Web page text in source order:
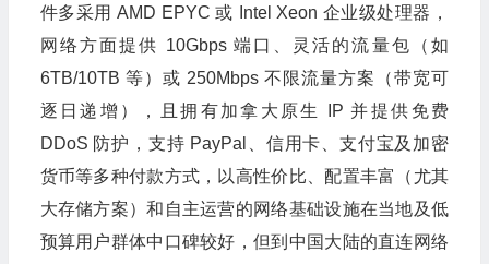
件多采用 AMD EPYC 或 Intel Xeon 企业级处理器，
网络方面提供 10Gbps 端口、灵活的流量包（如
6TB/10TB 等）或 250Mbps 不限流量方案（带宽可
逐日递增），且拥有加拿大原生 IP 并提供免费
DDoS 防护，支持 PayPal、信用卡、支付宝及加密
货币等多种付款方式，以高性价比、配置丰富（尤其
大存储方案）和自主运营的网络基础设施在当地及低
预算用户群体中口碑较好，但到中国大陆的直连网络